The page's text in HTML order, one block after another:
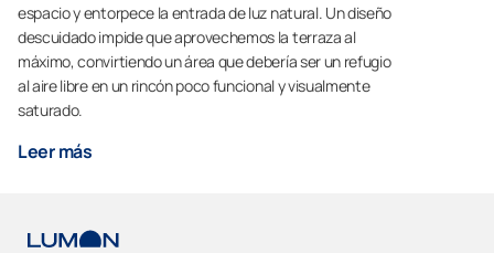
espacio y entorpece la entrada de luz natural. Un diseño
descuidado impide que aprovechemos la terraza al
máximo, convirtiendo un área que debería ser un refugio
al aire libre en un rincón poco funcional y visualmente
saturado.
Leer más